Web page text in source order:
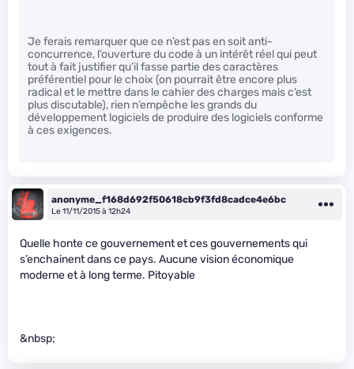
Je ferais remarquer que ce n’est pas en soit anti-
concurrence, l’ouverture du code à un intérêt réel qui peut
tout à fait justifier qu’il fasse partie des caractères
préférentiel pour le choix (on pourrait être encore plus
radical et le mettre dans le cahier des charges mais c’est
plus discutable), rien n’empêche les grands du
développement logiciels de produire des logiciels conforme
à ces exigences.
anonyme_f168d692f50618cb9f3fd8cadce4e6bc
Le 11/11/2015 à 12h24
Quelle honte ce gouvernement et ces gouvernements qui
s’enchainent dans ce pays. Aucune vision économique
moderne et à long terme. Pitoyable
&nbsp;